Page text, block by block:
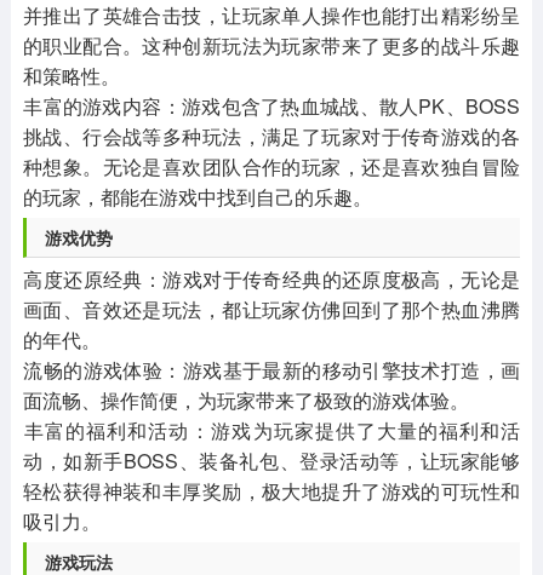
并推出了英雄合击技，让玩家单人操作也能打出精彩纷呈
的职业配合。这种创新玩法为玩家带来了更多的战斗乐趣
和策略性。
‌丰富的游戏内容‌：游戏包含了热血城战、散人PK、BOSS
挑战、行会战等多种玩法，满足了玩家对于传奇游戏的各
种想象。无论是喜欢团队合作的玩家，还是喜欢独自冒险
的玩家，都能在游戏中找到自己的乐趣。
‌游戏优势‌
‌高度还原经典‌：游戏对于传奇经典的还原度极高，无论是
画面、音效还是玩法，都让玩家仿佛回到了那个热血沸腾
的年代。
‌流畅的游戏体验‌：游戏基于最新的移动引擎技术打造，画
面流畅、操作简便，为玩家带来了极致的游戏体验。
‌丰富的福利和活动‌：游戏为玩家提供了大量的福利和活
动，如新手BOSS、装备礼包、登录活动等，让玩家能够
轻松获得神装和丰厚奖励，极大地提升了游戏的可玩性和
吸引力。
‌游戏玩法‌